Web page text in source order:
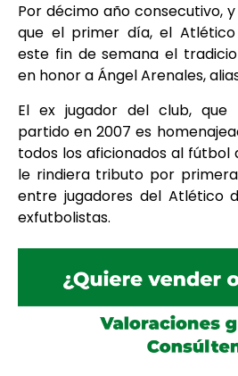
Por décimo año consecutivo,
que el primer día, el
este fin de semana el
en honor a Ángel Arenales, alias
El ex jugador del club, que
partido en 2007 es
todos los aficionados al fútbol
le rindiera tributo por
entre jugadores del Atlético
exfutbolistas.